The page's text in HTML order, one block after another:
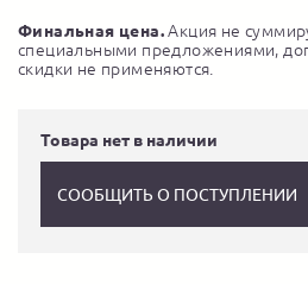
Финальная цена.Акция не
специальными предложениями,
скидки не применяются.
Товара нет в наличии
СООБЩИТЬ О ПОСТУПЛЕНИИ